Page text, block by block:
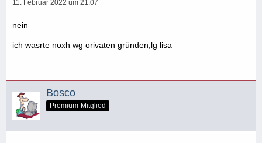
11. Februar 2022 um 21:07
nein
ich wasrte noxh wg orivaten gründen,lg lisa
Bosco
Premium-Mitglied